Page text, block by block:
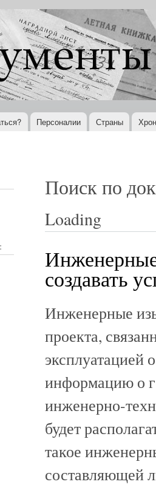
Персоналии Страны
Поиск по
Loading
создавать
Инженерные
проекта,
эксплуатацией
информацию о
инженерно-
будет
такое
составляющей